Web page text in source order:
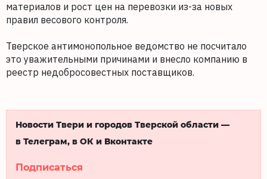
материалов и рост цен на перевозки из-за новых
правил весового контроля.
Тверское антимонопольное ведомство не посчитало
это уважительными причинами и внесло компанию в
реестр недобросовестных поставщиков.
Новости Твери и городов Тверской области —
в Телеграм, в ОК и Вконтакте
Подписаться